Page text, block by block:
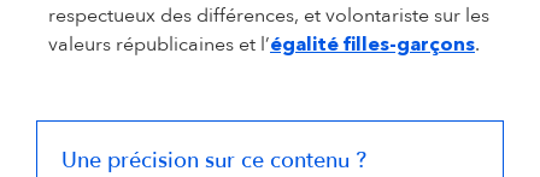
respectueux des différences, et volontariste sur les
valeurs républicaines et l’égalité filles-garçons.
Une précision sur ce contenu ?